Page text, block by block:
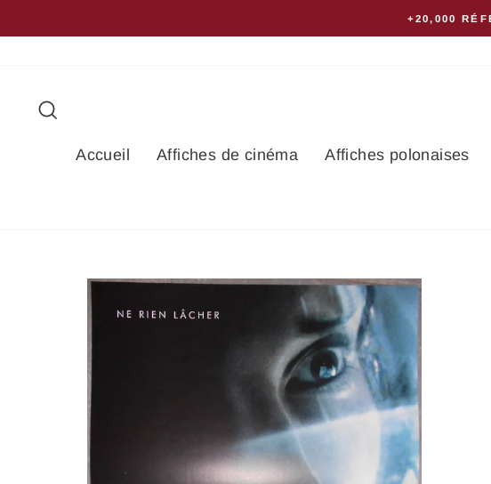
au
+20,000 RÉFÉRENCES DISPONIBLES SUR LA
Accueil Affiches de cinéma Affiches polonaises